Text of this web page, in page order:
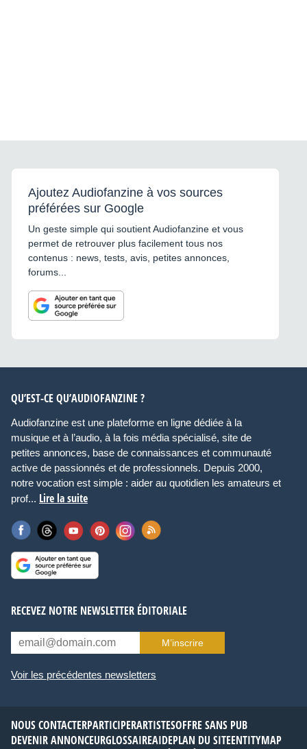
Ajoutez Audiofanzine à vos sources
préférées sur Google
Un geste simple qui soutient Audiofanzine et vous
permet de retrouver plus facilement tous nos
contenus : news, tests, avis, petites annonces,
forums...
QU’EST-CE QU’AUDIOFANZINE ?
Audiofanzine est une plateforme en ligne dédiée à la
musique et à l’audio, à la fois média spécialisé, site de
petites annonces, base de connaissances et communauté
active de passionnés et de professionnels. Depuis 2000,
notre vocation est simple : aider au quotidien les amateurs et
prof... Lire la suite
RECEVEZ NOTRE NEWSLETTER ÉDITORIALE
M’inscrire
Voir les précédentes newsletters
NOUS CONTACTERPARTICIPERARTISTESOFFRE SANS PUB
DEVENIR ANNONCEURGLOSSAIREAIDEPLAN DU SITEENTITYMAP